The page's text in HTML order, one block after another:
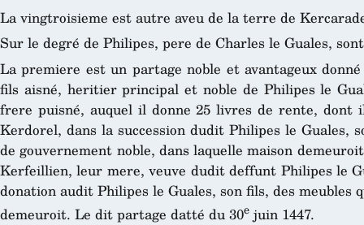
La vingtroisieme est autre aveu de la terre de
Sur le degré de Philipes, pere de Charles le Guales,
La premiere est un partage noble et avantageux
fils aisné, heritier principal et noble de Philipes le
frere puisné, auquel il donne 25 livres de rente, dont
Kerdorel, dans la succession dudit Philipes le Guales,
de gouvernement noble, dans laquelle maison
Kerfeillien, leur mere, veuve dudit deffunt Philipes le
donation audit Philipes le Guales, son fils, des meubles
demeuroit. Le dit partage datté du 30e juin 1447.